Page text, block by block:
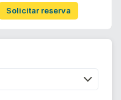
Solicitar reserva